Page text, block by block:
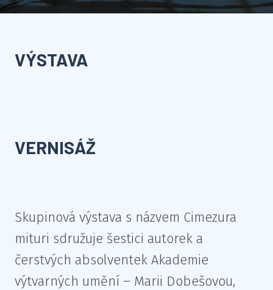
VÝSTAVA
VERNISÁŽ
Skupinová výstava s názvem Cimezura
mituri sdružuje šestici autorek a
čerstvých absolventek Akademie
výtvarných umění – Marii Dobešovou,